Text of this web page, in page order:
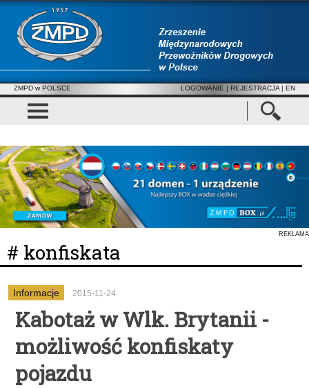
ZMPD w POLSCE LOGOWANIE | REJESTRACJA | EN
REKLAMA
# konfiskata
Informacje 2015-11-24
Kabotaż w Wlk. Brytanii -
możliwość konfiskaty
pojazdu